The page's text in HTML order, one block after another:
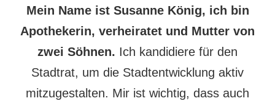
Mein Name ist Susanne König, ich bin
Apothekerin, verheiratet und Mutter von
zwei Söhnen. Ich kandidiere für den
Stadtrat, um die Stadtentwicklung aktiv
mitzugestalten. Mir ist wichtig, dass auch